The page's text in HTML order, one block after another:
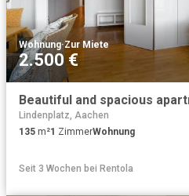
Wohnung·Zur Miete
2.500 €
Lindenplatz, Aachen
135 m²1 ZimmerWohnung
Seit 3 Wochen bei Rentola